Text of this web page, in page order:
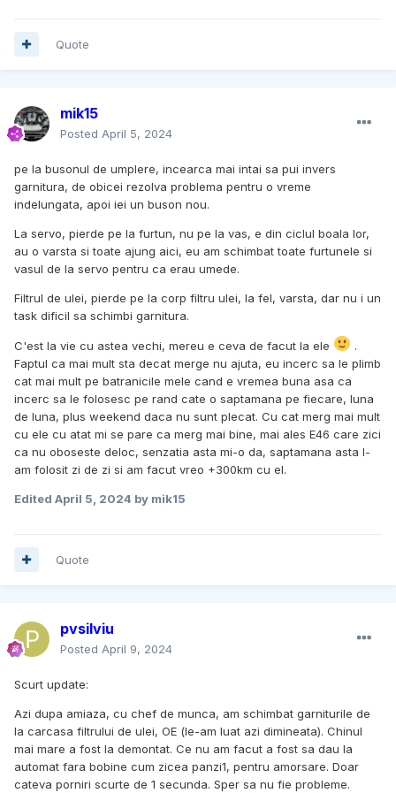
Quote
mik15
Posted April 5, 2024
pe la busonul de umplere, incearca mai intai sa pui invers
garnitura, de obicei rezolva problema pentru o vreme
indelungata, apoi iei un buson nou.
La servo, pierde pe la furtun, nu pe la vas, e din ciclul boala lor,
au o varsta si toate ajung aici, eu am schimbat toate furtunele si
vasul de la servo pentru ca erau umede.
Filtrul de ulei, pierde pe la corp filtru ulei, la fel, varsta, dar nu i un
task dificil sa schimbi garnitura.
C'est la vie cu astea vechi, mereu e ceva de facut la ele
.
Faptul ca mai mult sta decat merge nu ajuta, eu incerc sa le plimb
cat mai mult pe batranicile mele cand e vremea buna asa ca
incerc sa le folosesc pe rand cate o saptamana pe fiecare, luna
de luna, plus weekend daca nu sunt plecat. Cu cat merg mai mult
cu ele cu atat mi se pare ca merg mai bine, mai ales E46 care zici
ca nu oboseste deloc, senzatia asta mi-o da, saptamana asta l-
am folosit zi de zi si am facut vreo +300km cu el.
Edited April 5, 2024 by mik15
Quote
pvsilviu
Posted April 9, 2024
Scurt update:
Azi dupa amiaza, cu chef de munca, am schimbat garniturile de
la carcasa filtrului de ulei, OE (le-am luat azi dimineata). Chinul
mai mare a fost la demontat. Ce nu am facut a fost sa dau la
automat fara bobine cum zicea panzi1, pentru amorsare. Doar
cateva porniri scurte de 1 secunda. Sper sa nu fie probleme.